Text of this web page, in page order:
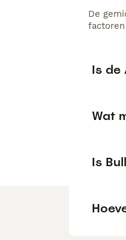
De
Is de
Wat
Is